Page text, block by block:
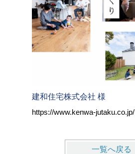
建和住宅株式会社 様
https://www.kenwa-jutaku.co.jp/
一覧へ戻る